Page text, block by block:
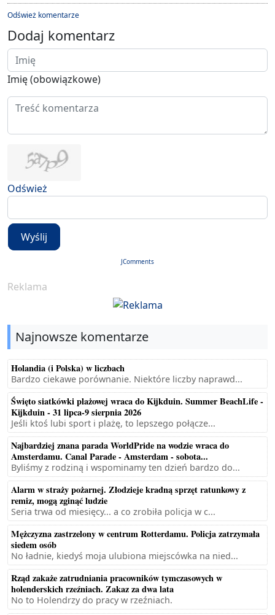
Odśwież komentarze
Dodaj komentarz
Imię (obowiązkowe)
Odśwież
Wyślij
JComments
Reklama
Najnowsze komentarze
Holandia (i Polska) w liczbach
Bardzo ciekawe porównanie. Niektóre liczby naprawd...
Święto siatkówki plażowej wraca do Kijkduin. Summer BeachLife -
Kijkduin - 31 lipca-9 sierpnia 2026
Jeśli ktoś lubi sport i plażę, to lepszego połącze...
Najbardziej znana parada WorldPride na wodzie wraca do
Amsterdamu. Canal Parade - Amsterdam - sobota...
Byliśmy z rodziną i wspominamy ten dzień bardzo do...
Alarm w straży pożarnej. Złodzieje kradną sprzęt ratunkowy z
remiz, mogą zginąć ludzie
Seria trwa od miesięcy... a co zrobiła policja w c...
Mężczyzna zastrzelony w centrum Rotterdamu. Policja zatrzymała
siedem osób
No ładnie, kiedyś moja ulubiona miejscówka na nied...
Rząd zakaże zatrudniania pracowników tymczasowych w
holenderskich rzeźniach. Zakaz za dwa lata
No to Holendrzy do pracy w rzeźniach.